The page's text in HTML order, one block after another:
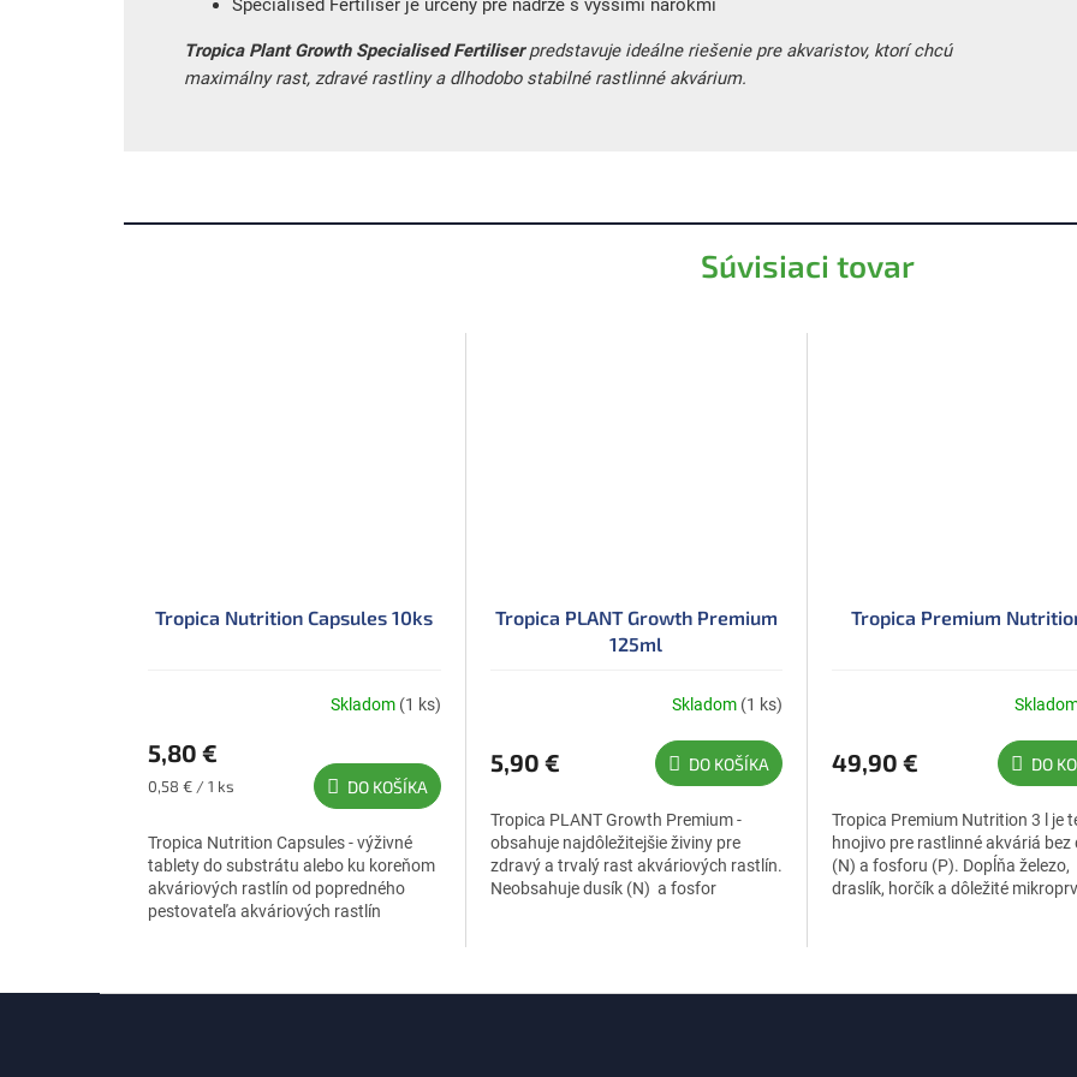
Súvisiaci tovar
Tropica Nutrition Capsules 10ks
Skladom (1 ks)
5,80 €
Jednotková
0,58 € / 1 ks DO KOŠÍKA
Tropica Nutrition Capsules - výživné
tablety do substrátu alebo ku koreňom
akváriových rastlín od popredného
pestovateľa akváriových rastlín
Tropica PLANT Growth Premium
125ml
Skladom (1 ks)
5,90 € DO KOŠÍKA
Tropica PLANT Growth Premium -
obsahuje najdôležitejšie živiny pre
zdravý a trvalý rast akváriových rastlín.
Neobsahuje dusík (N) a fosfor
Tropica Premium
49,90 € DO
Tropica Premium Nutrition 3 l je
hnojivo pre rastlinné akváriá bez
(N) a fosforu (P). Dopĺňa železo,
draslík, horčík a dôležité
Tropica Plant Growth Specialised Fertiliserpredstavuje ideálne riešenie pre akvaristov, ktorí chcú
maximálny rast, zdravé rastliny a dlhodobo stabilné rastlinné akvárium.